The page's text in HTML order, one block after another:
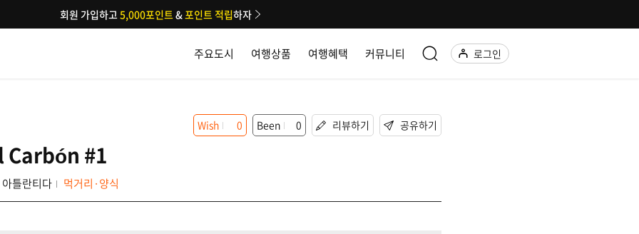
주요도시 여행상품 여행혜택 커뮤니티 로그인
회원 가입하고5,000포인트&포인트 적립하자
#1
아틀란티다 먹거리·양식
Wish 0 Been 0 리뷰하기 공유하기